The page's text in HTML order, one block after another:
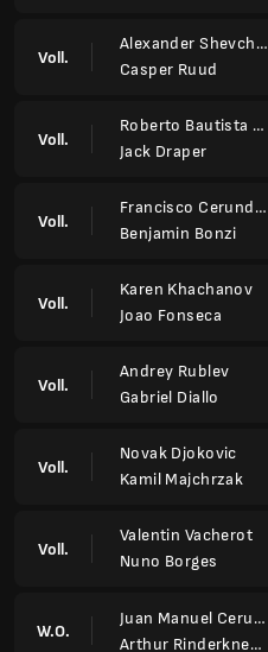
Voll.
Alexander Shevchenko
Casper Ruud
Voll.
Roberto Bautista Agut
Jack Draper
Voll.
Francisco Cerundolo
Benjamin Bonzi
Voll.
Karen Khachanov
Joao Fonseca
Voll.
Andrey Rublev
Gabriel Diallo
Voll.
Novak Djokovic
Kamil Majchrzak
Voll.
Valentin Vacherot
Nuno Borges
W.O.
Juan Manuel Cerundolo
Arthur Rinderknech